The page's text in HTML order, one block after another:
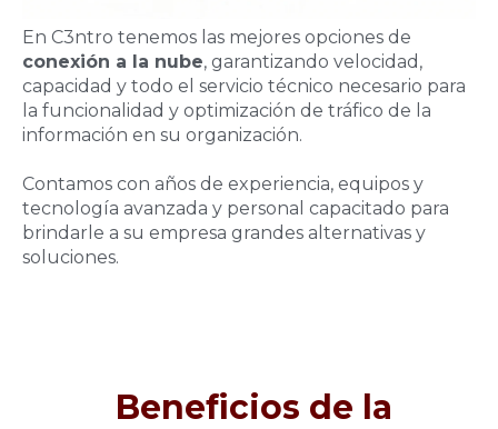
En C3ntro tenemos las mejores opciones de
conexión a la nube, garantizando velocidad,
capacidad y todo el servicio técnico necesario para
la funcionalidad y optimización de tráfico de la
información en su organización.
Contamos con años de experiencia, equipos y
tecnología avanzada y personal capacitado para
brindarle a su empresa grandes alternativas y
soluciones.
Beneficios de la